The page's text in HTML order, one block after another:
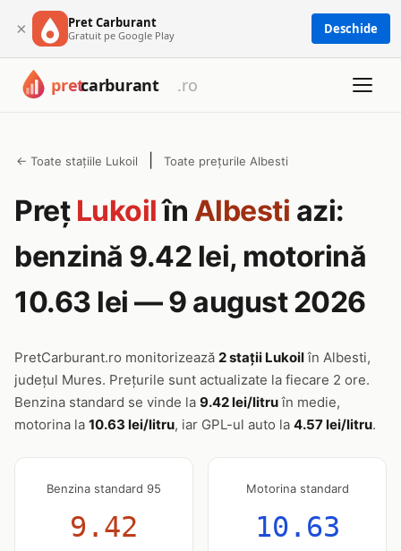
× Pret Carburant
Gratuit pe Google Play Deschide
← Toate stațiile Lukoil Toate prețurile Albesti
Preț Lukoilîn Albesti azi:
benzină 9.42 lei, motorină
10.63 lei — 9 august 2026
PretCarburant.ro monitorizează 2 stații Lukoilîn Albesti,
județul Mures. Prețurile sunt actualizate la fiecare 2 ore.
Benzina standard se vinde la 9.42 lei/litruîn medie,
motorina la 10.63 lei/litru, iar GPL-ul auto la 4.57 lei/litru.
Benzina standard 95
9.42
Motorina standard
10.63